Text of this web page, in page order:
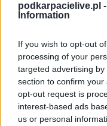
podkarpacielive.pl -
Information
If you wish to opt-out
processing of your
targeted advertising
section to confirm
opt-out request is
interest-based ads
us or personal
krytykowanie
opóźnianie gry)-
Pirnach (43-faul),
Dimitrii Jakhia (83-faul),
Czerwone kartki:
Mahamadou Camara